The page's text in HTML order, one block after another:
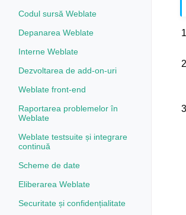
Codul sursă Weblate
Depanarea Weblate
Interne Weblate
Dezvoltarea de add-on-uri
Weblate front-end
Raportarea problemelor în
Weblate
Weblate testsuite și integrare
continuă
Scheme de date
Eliberarea Weblate
Securitate și confidențialitate